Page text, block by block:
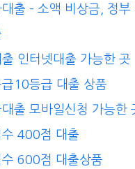
출 – 소액 비상금, 정부
인터넷대출 가능한 곳
10등급 대출 상품
대출 모바일신청 가능한
수 400점 대출
수 600점 대출상품